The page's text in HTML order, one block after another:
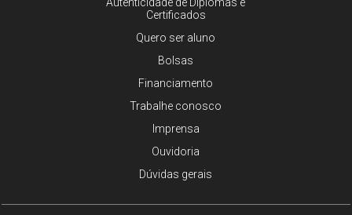
Autenticidade de Diplomas e
Certificados
Quero ser aluno
Bolsas
Financiamento
Trabalhe conosco
Imprensa
Ouvidoria
Dúvidas gerais